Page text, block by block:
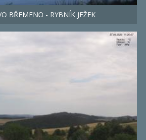
BŘEMENO - RYBNÍK JEŽEK